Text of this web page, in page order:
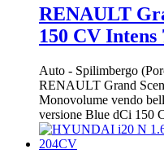
RENAULT
150 CV Intens
Auto - Spilimbergo
RENAULT Grand
Monovolume vendo
versione Blue dCi 150